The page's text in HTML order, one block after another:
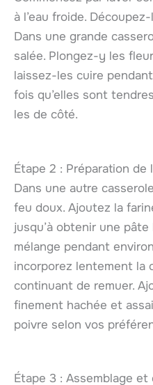
à l’eau froide.
Dans une grande
salée. Plongez-y les
laissez-les cuire
fois qu’elles sont
les de côté.
Étape 2 : Préparation de
Dans une autre
feu doux. Ajoutez la
jusqu’à obtenir une
mélange pendant
incorporez lentement la
continuant de remuer.
finement hachée et
poivre selon vos
Étape 3 : Assemblage et